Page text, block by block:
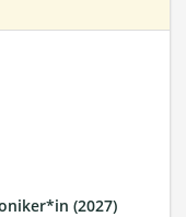
(2027)